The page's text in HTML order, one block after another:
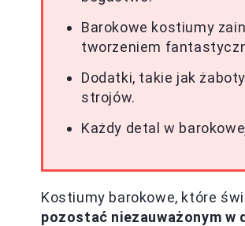
Barokowe kostiumy
tworzeniem
Dodatki, takie jak
strojów.
Każdy detal w
Kostiumy barokowe, które
pozostać niezauważonym w